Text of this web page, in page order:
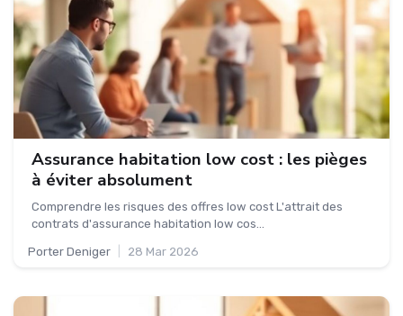
Assurance habitation low cost : les pièges
à éviter absolument
Comprendre les risques des offres low cost L'attrait des
contrats d'assurance habitation low cos...
Porter Deniger 28 Mar 2026